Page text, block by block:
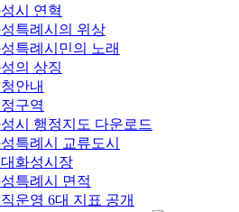
시 연혁
특례시의 위상
특례시민의 노래
의 상징
안내
구역
시 행정지도 다운로드
특례시 교류도시
화성시장
특례시 면적
운영 6대 지표 공개